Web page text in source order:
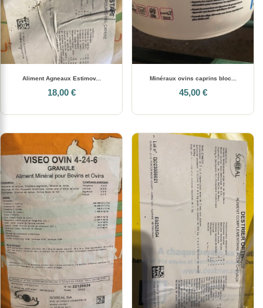
Aliment Agneaux Estimov...
18,00 €
Minéraux ovins caprins bloc...
45,00 €